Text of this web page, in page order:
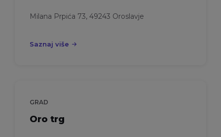
Milana Prpića 73, 49243 Oroslavje
Saznaj više
GRAD
Oro trg